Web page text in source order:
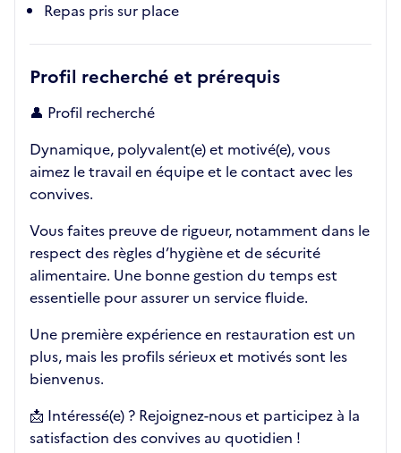
Repas pris sur place
Profil recherché et prérequis
👤 Profil recherché
Dynamique, polyvalent(e) et motivé(e), vous
aimez le travail en équipe et le contact avec les
convives.
Vous faites preuve de rigueur, notamment dans le
respect des règles d’hygiène et de sécurité
alimentaire. Une bonne gestion du temps est
essentielle pour assurer un service fluide.
Une première expérience en restauration est un
plus, mais les profils sérieux et motivés sont les
bienvenus.
📩 Intéressé(e) ? Rejoignez-nous et participez à la
satisfaction des convives au quotidien !